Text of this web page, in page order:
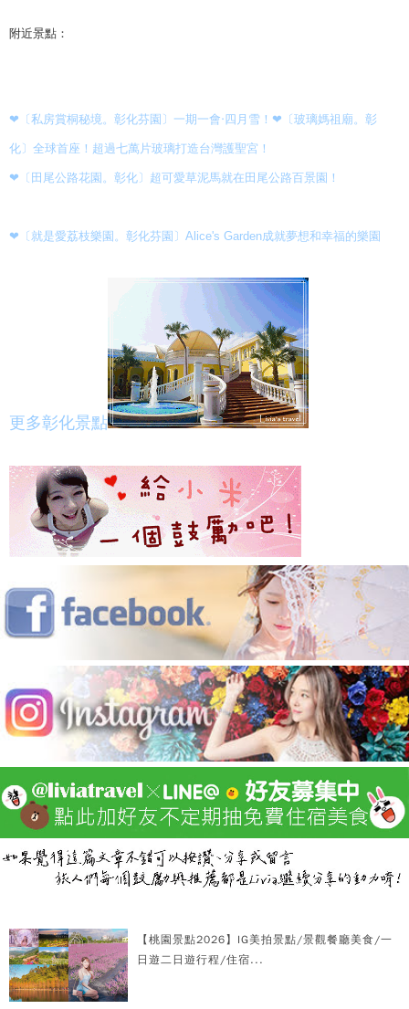
附近景點：
❤〔私房賞桐秘境。彰化芬園〕一期一會‧四月雪！ ❤〔玻璃媽祖廟。彰
化〕全球首座！超過七萬片玻璃打造台灣護聖宮！
❤〔田尾公路花園。彰化〕超可愛草泥馬就在田尾公路百景園！
❤〔就是愛荔枝樂園。彰化芬園〕Alice's Garden成就夢想和幸福的樂園
更多彰化景點
【桃園景點2026】IG美拍景點/景觀餐廳美食/一
日遊二日遊行程/住宿...